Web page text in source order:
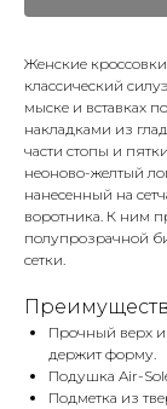
Женские
классический
мыске и вставках
накладками из
части стопы и
неоново-желтый
нанесенный на
воротника. К ним
полупрозрачной
сетки.
Прочный верх
держит форму.
Подушка Air-
Подметка из